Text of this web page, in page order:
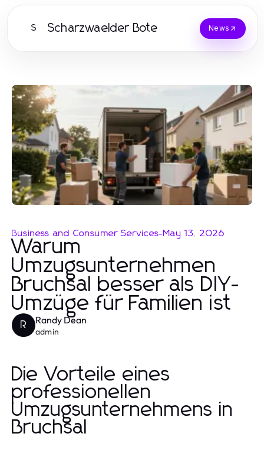
S Scharzwaelder Bote News
Business and Consumer Services-May 13, 2026
Warum
Umzugsunternehmen
Bruchsal besser als DIY-
Umzüge für Familien ist
R Randy Dean
admin
Die Vorteile eines
professionellen
Umzugsunternehmens in
Bruchsal